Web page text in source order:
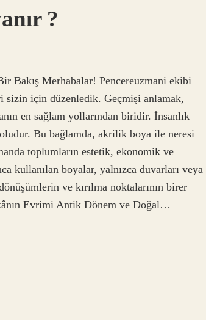
?
Bakış Merhabalar! Pencereuzmani ekibi
için düzenledik. Geçmişi anlamak,
en sağlam yollarından biridir. İnsanlık
Bu bağlamda, akrilik boya ile neresi
toplumların estetik, ekonomik ve
kullanılan boyalar, yalnızca duvarları veya
ve kırılma noktalarının birer
Evrimi Antik Dönem ve Doğal…